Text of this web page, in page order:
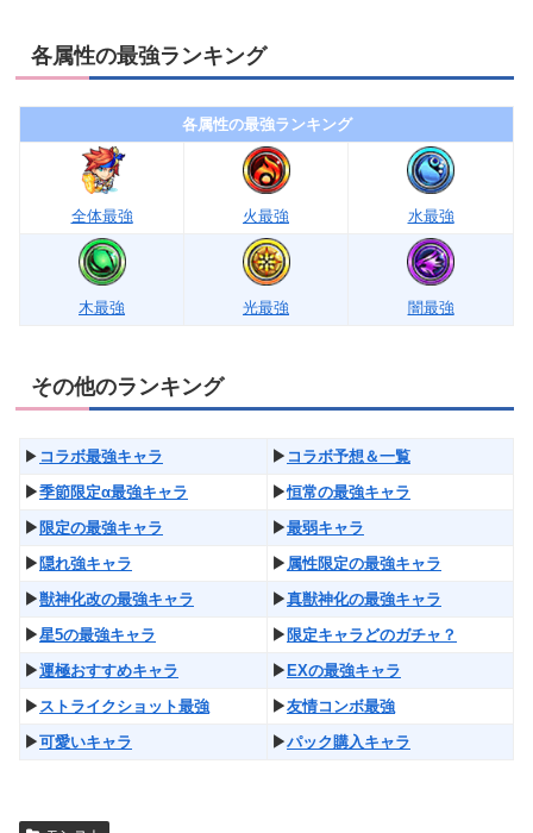
各属性の最強ランキング
各属性の最強ランキング
全体最強 火最強 水最強
木最強 光最強 闇最強
その他のランキング
▶︎ コラボ最強キャラ ▶︎ コラボ予想＆一覧
▶︎季節限定α最強キャラ ▶︎恒常の最強キャラ
▶︎ 限定の最強キャラ ▶︎最弱キャラ
▶︎隠れ強キャラ ▶︎ 属性限定の最強キャラ
▶︎獣神化改の最強キャラ ▶︎真獣神化の最強キャラ
▶︎星5の最強キャラ ▶︎ 限定キャラどのガチャ？
▶︎運極おすすめキャラ ▶︎EXの最強キャラ
▶︎ ストライクショット最強 ▶︎友情コンボ最強
▶︎可愛いキャラ ▶︎パック購入キャラ